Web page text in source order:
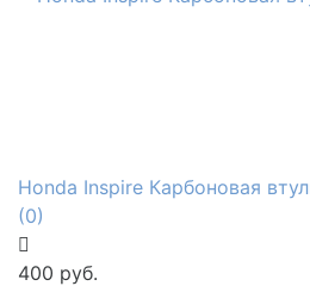
Honda Inspire Карбоновая
(0)
400 руб.